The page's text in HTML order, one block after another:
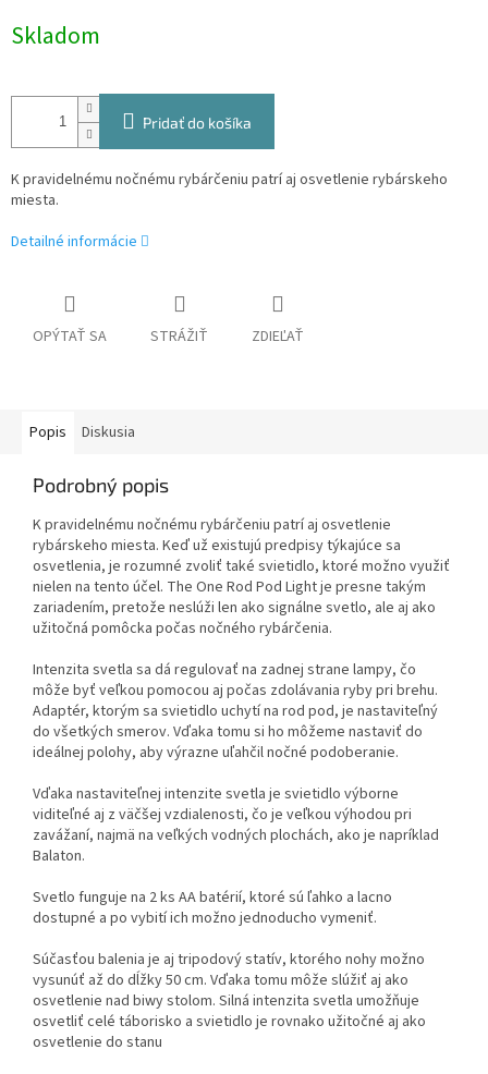
cena:
Skladom
Pridať do košíka
K pravidelnému nočnému rybárčeniu patrí aj osvetlenie rybárskeho
miesta.
Detailné informácie
OPÝTAŤ SA STRÁŽIŤ ZDIEĽAŤ
Popis Diskusia
Podrobný popis
K pravidelnému nočnému rybárčeniu patrí aj osvetlenie
rybárskeho miesta. Keď už existujú predpisy týkajúce sa
osvetlenia, je rozumné zvoliť také svietidlo, ktoré možno využiť
nielen na tento účel. The One Rod Pod Light je presne takým
zariadením, pretože neslúži len ako signálne svetlo, ale aj ako
užitočná pomôcka počas nočného rybárčenia.
Intenzita svetla sa dá regulovať na zadnej strane lampy, čo
môže byť veľkou pomocou aj počas zdolávania ryby pri brehu.
Adaptér, ktorým sa svietidlo uchytí na rod pod, je nastaviteľný
do všetkých smerov. Vďaka tomu si ho môžeme nastaviť do
ideálnej polohy, aby výrazne uľahčil nočné podoberanie.
Vďaka nastaviteľnej intenzite svetla je svietidlo výborne
viditeľné aj z väčšej vzdialenosti, čo je veľkou výhodou pri
zavážaní, najmä na veľkých vodných plochách, ako je napríklad
Balaton.
Svetlo funguje na 2 ks AA batérií, ktoré sú ľahko a lacno
dostupné a po vybití ich možno jednoducho vymeniť.
Súčasťou balenia je aj tripodový statív, ktorého nohy možno
vysunúť až do dĺžky 50 cm. Vďaka tomu môže slúžiť aj ako
osvetlenie nad biwy stolom. Silná intenzita svetla umožňuje
osvetliť celé táborisko a svietidlo je rovnako užitočné aj ako
osvetlenie do stanu